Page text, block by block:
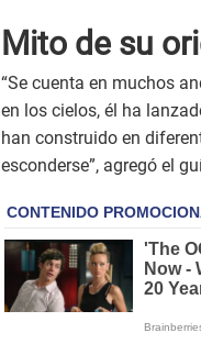
Mito de su
“Se cuenta en muchos
en los cielos, él ha
han construido en
esconderse”, agregó el